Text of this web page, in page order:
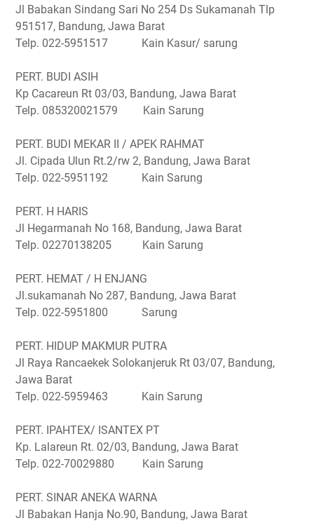
Jl Babakan Sindang Sari No 254 Ds Sukamanah Tlp
951517, Bandung, Jawa Barat
Telp. 022-5951517 Kain Kasur/ sarung
PERT. BUDI ASIH
Kp Cacareun Rt 03/03, Bandung, Jawa Barat
Telp. 085320021579 Kain Sarung
PERT. BUDI MEKAR II / APEK RAHMAT
Jl. Cipada Ulun Rt.2/rw 2, Bandung, Jawa Barat
Telp. 022-5951192 Kain Sarung
PERT. H HARIS
Jl Hegarmanah No 168, Bandung, Jawa Barat
Telp. 02270138205 Kain Sarung
PERT. HEMAT / H ENJANG
Jl.sukamanah No 287, Bandung, Jawa Barat
Telp. 022-5951800 Sarung
PERT. HIDUP MAKMUR PUTRA
Jl Raya Rancaekek Solokanjeruk Rt 03/07, Bandung,
Jawa Barat
Telp. 022-5959463 Kain Sarung
PERT. IPAHTEX/ ISANTEX PT
Kp. Lalareun Rt. 02/03, Bandung, Jawa Barat
Telp. 022-70029880 Kain Sarung
PERT. SINAR ANEKA WARNA
Jl Babakan Hanja No.90, Bandung, Jawa Barat